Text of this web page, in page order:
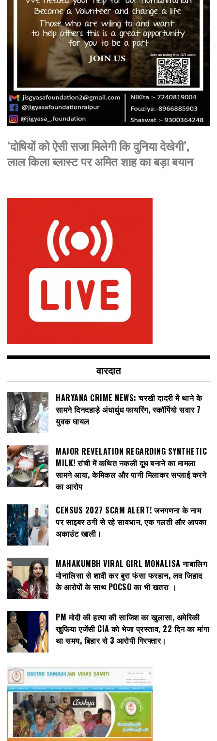
‘दोषियों को ऐसी सजा मिलेगी कि दुनिया देखेगी’,
लाल किला ब्लास्ट पर अमित शाह का बड़ा बयान
वारदात
HARYANA CRIME NEWS: चरखी दादरी में थाने के
सामने दिनदहाड़े अंधाधुंध फायरिंग, स्कॉर्पियो सवार 7
युवक घायल
MAJOR REVELATION REGARDING SYNTHETIC
MILK! रांची में कथित नकली दूध बनाने का मामला
सामने आया, केमिकल और पानी मिलाकर सप्लाई करने
का आरोप
CENSUS 2027 SCAM ALERT! जनगणना के नाम
पर साइबर ठगी से रहे सावधान, एक गलती और आपका
अकाउंट खाली।
MAHAKUMBH VIRAL GIRL MONALISA नाबालिग
मोनालिसा से शादी कर बुरा फंसा फरहान, लव जिहाद
के आरोपों के साथ POCSO का भी खतरा ।
PM मोदी की हत्या की साजिश का खुलासा, अमेरिकी
खुफिया एजेंसी CIA को भेजा प्रस्ताव, 22 दिन का मांगा
था समय, बिहार से 3 आरोपी गिरफ्तार।